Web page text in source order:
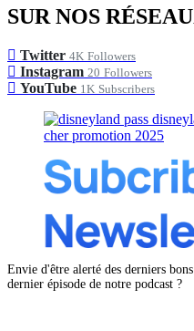
SUR NOS
Twitter 4K Followers
Instagram 20 Followers
YouTube 1K Subscribers
Envie d'être alerté des derniers
dernier épisode de notre podcast ?